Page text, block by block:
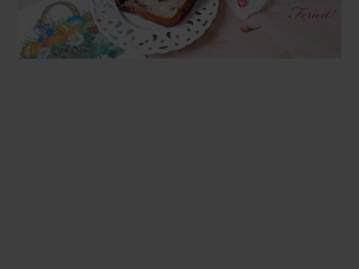
Ceva Dulce
Biscuiți, Bomboane și